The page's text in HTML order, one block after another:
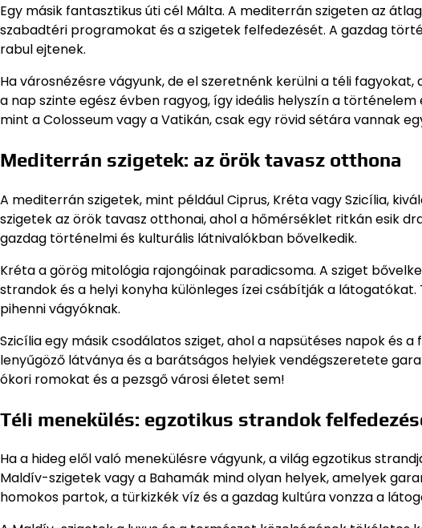
Egy másik fantasztikus úti cél Málta. A mediterrán szigeten az
szabadtéri programokat és a szigetek felfedezését. A gazdag
rabul ejtenek.
Ha városnézésre vágyunk, de el szeretnénk kerülni a téli
a nap szinte egész évben ragyog, így ideális helyszín a
mint a Colosseum vagy a Vatikán, csak egy rövid sétára vannak
Mediterrán szigetek: az örök tavasz otthona
A mediterrán szigetek, mint például Ciprus, Kréta vagy Szicília,
szigetek az örök tavasz otthonai, ahol a hőmérséklet ritkán esik
gazdag történelmi és kulturális látnivalókban bővelkedik.
Kréta a görög mitológia rajongóinak paradicsoma. A sziget
strandok és a helyi konyha különleges ízei csábítják a
pihenni vágyóknak.
Szicília egy másik csodálatos sziget, ahol a napsütéses napok és
lenyűgöző látványa és a barátságos helyiek vendégszeretete
ókori romokat és a pezsgő városi életet sem!
Téli menekülés: egzotikus strandok
Ha a hideg elől való menekülésre vágyunk, a világ egzotikus
Maldív-szigetek vagy a Bahamák mind olyan helyek, amelyek
homokos partok, a türkizkék víz és a gazdag kultúra vonzza a